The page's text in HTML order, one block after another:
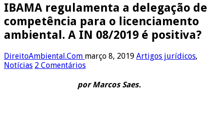
IBAMA regulamenta a delegação de
competência para o licenciamento
ambiental. A IN 08/2019 é positiva?
DireitoAmbiental.Com março 8, 2019 Artigos jurídicos,
Notícias 2 Comentários
por Marcos Saes.